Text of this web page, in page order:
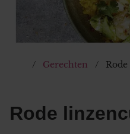
Gerechten
Rode